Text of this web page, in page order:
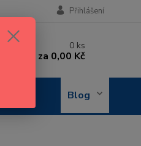
Blog
Přihlášení
0 ks
za 0,00 Kč